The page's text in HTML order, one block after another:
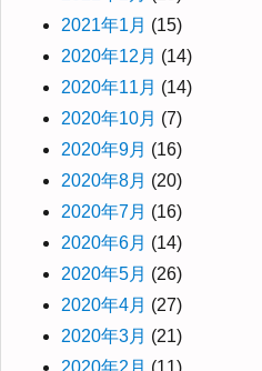
2021年1月 (15)
2020年12月 (14)
2020年11月 (14)
2020年10月 (7)
2020年9月 (16)
2020年8月 (20)
2020年7月 (16)
2020年6月 (14)
2020年5月 (26)
2020年4月 (27)
2020年3月 (21)